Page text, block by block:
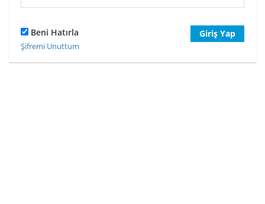
Beni Hatırla Giriş Yap
Şifremi Unuttum